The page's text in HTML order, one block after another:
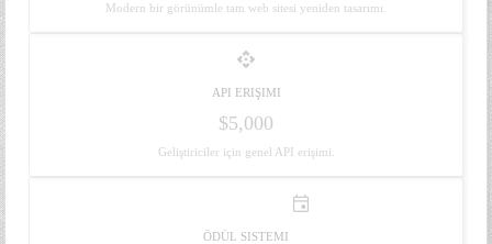
Modern bir görünümle tam web sitesi yeniden tasarımı.
api
API ERIŞIMI
$5,000
Geliştiriciler için genel API erişimi.
emoji_events
ÖDÜL SISTEMI